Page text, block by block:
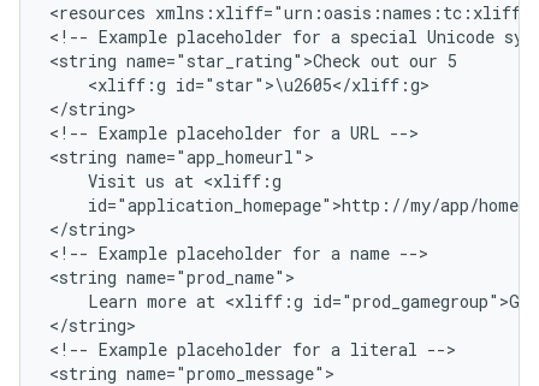
<resources
<!-- Example placeholder for a special Unicode
<string name="star_rating">Check out our
<xliff:g id="star">\u2605</xliff:g>
</string>
<!-- Example placeholder for a URL -->
<string
Visit us at
id="application_homepage">http://my/app/
</string>
<!-- Example placeholder for a name -->
<string
Learn more at <xliff:g
</string>
<!-- Example placeholder for a literal -->
<string